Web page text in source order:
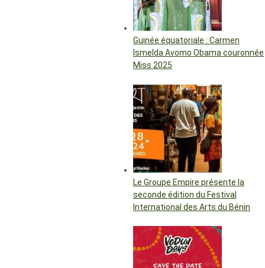
Guinée équatoriale : Carmen
Ismelda Avomo Obama couronnée
Miss 2025
Le Groupe Empire présente la
seconde édition du Festival
International des Arts du Bénin